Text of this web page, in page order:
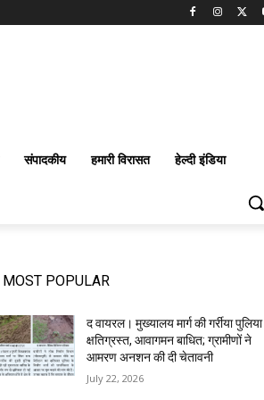
संपादकीय हमारी विरासत हेल्दी इंडिया
MOST POPULAR
द वायरल। मुख्यालय मार्ग की गर्रीया पुलिया
क्षतिग्रस्त, आवागमन बाधित; ग्रामीणों ने
आमरण अनशन की दी चेतावनी
July 22, 2026